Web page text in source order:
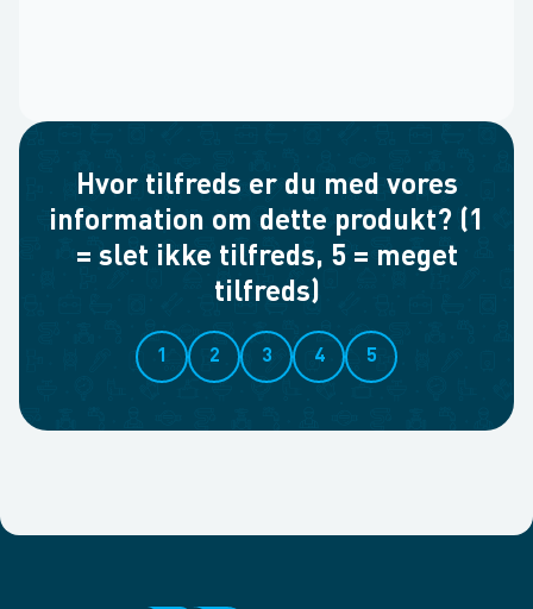
Hvor tilfreds er du med vores
information om dette produkt? (1
= slet ikke tilfreds, 5 = meget
tilfreds)
1 2 3 4 5